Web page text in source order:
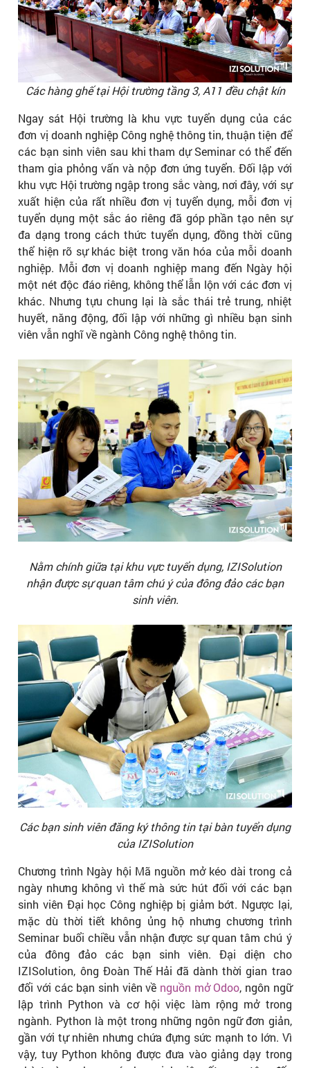
Các hàng ghế tại Hội trường tầng 3, A11 đều chật kín
Ngay sát Hội trường là khu vực tuyển dụng của các
đơn vị doanh nghiệp Công nghệ thông tin, thuận tiện để
các bạn sinh viên sau khi tham dự Seminar có thể đến
tham gia phỏng vấn và nộp đơn ứng tuyển. Đối lập với
khu vực Hội trường ngập trong sắc vàng, nơi đây, với sự
xuất hiện của rất nhiều đơn vị tuyển dụng, mỗi đơn vị
tuyển dụng một sắc áo riêng đã góp phần tạo nên sự
đa dạng trong cách thức tuyển dụng, đồng thời cũng
thể hiện rõ sự khác biệt trong văn hóa của mỗi doanh
nghiệp. Mỗi đơn vị doanh nghiệp mang đến Ngày hội
một nét độc đáo riêng, không thể lẫn lộn với các đơn vị
khác. Nhưng tựu chung lại là sắc thái trẻ trung, nhiệt
huyết, năng động, đối lập với những gì nhiều bạn sinh
viên vẫn nghĩ về ngành Công nghệ thông tin.
Nằm chính giữa tại khu vực tuyển dụng, IZISolution
nhận được sự quan tâm chú ý của đông đảo các bạn
sinh viên.
Các bạn sinh viên đăng ký thông tin tại bàn tuyển dụng
của IZISolution
Chương trình Ngày hội Mã nguồn mở kéo dài trong cả
ngày nhưng không vì thế mà sức hút đối với các bạn
sinh viên Đại học Công nghiệp bị giảm bớt. Ngược lại,
mặc dù thời tiết không ủng hộ nhưng chương trình
Seminar buổi chiều vẫn nhận được sự quan tâm chú ý
của đông đảo các bạn sinh viên. Đại diện cho
IZISolution, ông Đoàn Thế Hải đã dành thời gian trao
đổi với các bạn sinh viên về nguồn mở Odoo, ngôn ngữ
lập trình Python và cơ hội việc làm rộng mở trong
ngành. Python là một trong những ngôn ngữ đơn giản,
gần với tự nhiên nhưng chứa đựng sức mạnh to lớn. Vì
vậy, tuy Python không được đưa vào giảng dạy trong